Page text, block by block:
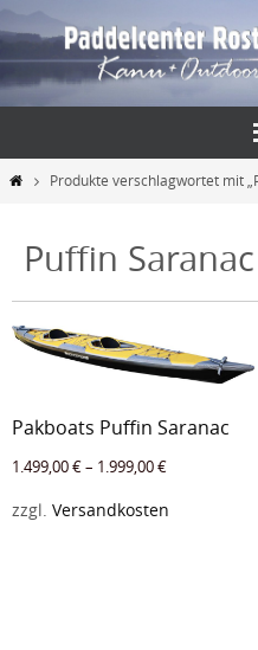
Inhalt
springen
StartProdukte verschlagwortet mit
Puffin Saranac
Pakboats Puffin Saranac
1.499,00€– 1.999,00€
zzgl. Versandkosten